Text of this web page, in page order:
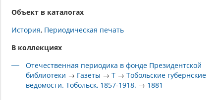
Объект в каталогах
История Периодическая печать
В коллекциях
Отечественная периодика в фонде Президентской
библиотеки → Газеты →Т →Тобольские губернские
ведомости. Тобольск, 1857-1918. → 1881